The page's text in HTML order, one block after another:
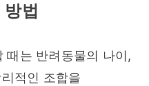
법
때는 반려동물의 나이,
적인 조합을